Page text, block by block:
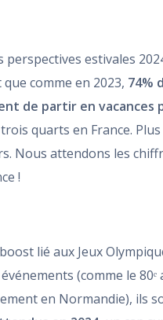
perspectives estivales
comme en 2023, 74%
de partir en vacances
quarts en France.
Nous attendons les
!
lié aux Jeux
(comme le
en Normandie), ils